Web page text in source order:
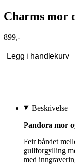
Charms mor
899,-
Legg i handlekurv
Beskrivelse
Pandora mor
Feir båndet
gullforgylling
med